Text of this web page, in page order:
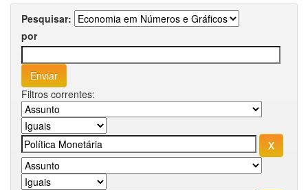
Pesquisar:
por
Filtros correntes: